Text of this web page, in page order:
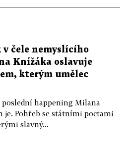
čele nemyslícího
Knížáka oslavuje
kterým umělec
happening Milana
je. Pohřeb se státními poctami
slavný...